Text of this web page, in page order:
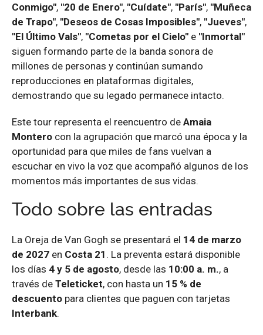
Conmigo", "20 de Enero", "Cuídate", "París", "Muñeca
de Trapo", "Deseos de Cosas Imposibles", "Jueves",
"El Último Vals", "Cometas por el Cielo" e "Inmortal"
siguen formando parte de la banda sonora de
millones de personas y continúan sumando
reproducciones en plataformas digitales,
demostrando que su legado permanece intacto.
Este tour representa el reencuentro de Amaia
Montero con la agrupación que marcó una época y la
oportunidad para que miles de fans vuelvan a
escuchar en vivo la voz que acompañó algunos de los
momentos más importantes de sus vidas.
Todo sobre las entradas
La Oreja de Van Gogh se presentará el 14 de marzo
de 2027 en Costa 21 . La preventa estará disponible
los días 4 y 5 de agosto, desde las 10:00 a. m., a
través de Teleticket, con hasta un 15 % de
descuento para clientes que paguen con tarjetas
Interbank.